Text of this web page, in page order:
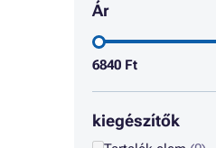
Ár
6840 Ft
kiegészítők